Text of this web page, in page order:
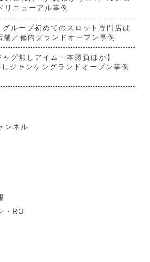
リニューアル事例
ループ初めてのスロット専門店は
／都内グランドオープン事例
グ無しアイム一本勝負ほか】
ジャンケングランドオープン事例
ンネル
・RO